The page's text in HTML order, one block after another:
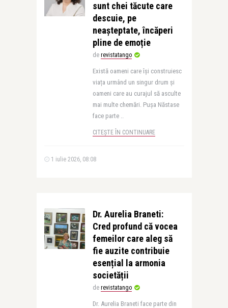
sunt chei tăcute care
descuie, pe
neașteptate, încăperi
pline de emoție
de revistatango
Există oameni care își construiesc
viața urmând un singur drum și
oameni care au curajul să asculte
mai multe chemări. Pușa Năstase
face parte ..
CITEȘTE ÎN CONTINUARE
1 iulie 2026, 08:08
Dr. Aurelia Braneti:
Cred profund că vocea
femeilor care aleg să
fie auzite contribuie
esențial la armonia
societății
de revistatango
Dr. Aurelia Braneti face parte din